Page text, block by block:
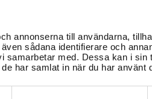
annonserna till användarna,
sådana identifierare och
med. Dessa kan i sin
har samlat in när du har använt